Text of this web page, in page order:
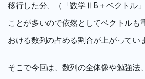
移行した分、（「数学ⅡB＋ベクトル
ことが多いので依然としてベクトルも
おける数列の占める割合が上がってい
そこで今回は、数列の全体像や勉強法